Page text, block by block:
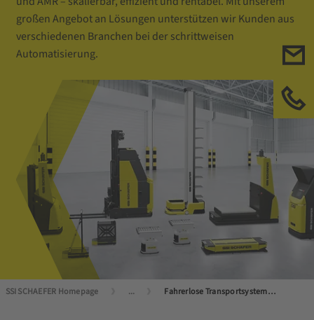
großen Angebot an Lösungen unterstützen wir Kunden aus
verschiedenen Branchen bei der schrittweisen
Automatisierung.
SSI SCHAEFER Homepage ... Fahrerlose Transportsysteme (FTS) und Autonome Mobile Roboter (AMR)